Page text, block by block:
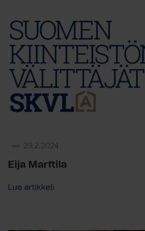
29.2.2024
Eija Marttila
Lue artikkeli